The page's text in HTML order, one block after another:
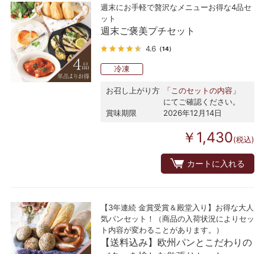
週末にお手軽で贅沢なメニューお得な4品セ
ット
週末ご褒美プチセット
4.6 （14）
冷凍
お召し上がり方
「このセットの内容」
にてご確認ください。
賞味期限
2026年12月14日
￥1,430(税込)
カートに入れる
【3年連続 金賞受賞＆殿堂入り】お得な大人
気パンセット！（商品の入荷状況によりセッ
ト内容が変わることがあります。）
【送料込み】欧州パンとこだわりの